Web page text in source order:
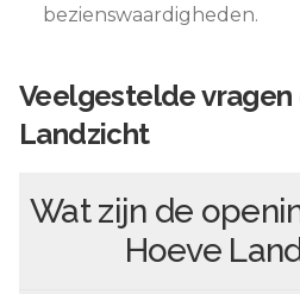
bezienswaardigheden.
Veelgestelde vragen
Landzicht
Wat zijn de
Hoeve